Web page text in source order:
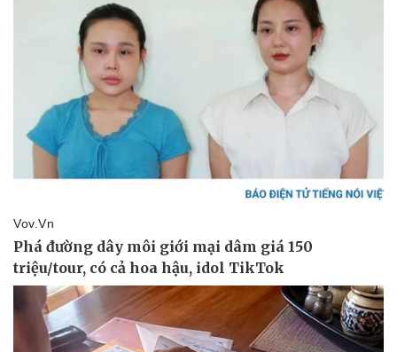
Pháp luật
Vụ án
Tin nóng
Tư vấn luật
Quân sự - Quốc phòng
Vũ khí
Việt Nam
Phân tích